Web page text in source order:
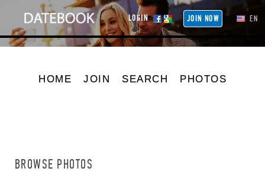
LOGIN JOIN NOW EN
HOME JOIN SEARCH PHOTOS
BROWSE PHOTOS